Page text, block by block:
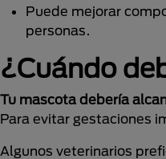
Puede mejorar
personas.
¿Cuándo
Tu mascota debería
Para evitar gestaciones
Algunos veterinarios